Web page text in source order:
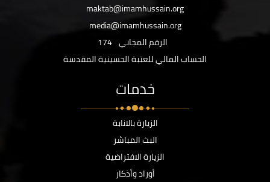
maktab@imamhussain.org
media@imamhussain.org
الرقم المجاني 174
الحساب المالي للعتبة الحسينية المقدسة
خدمات
الزيارة بالانابة
البث المباشر
الزيارة الافتراضية
أوراد وأذكار